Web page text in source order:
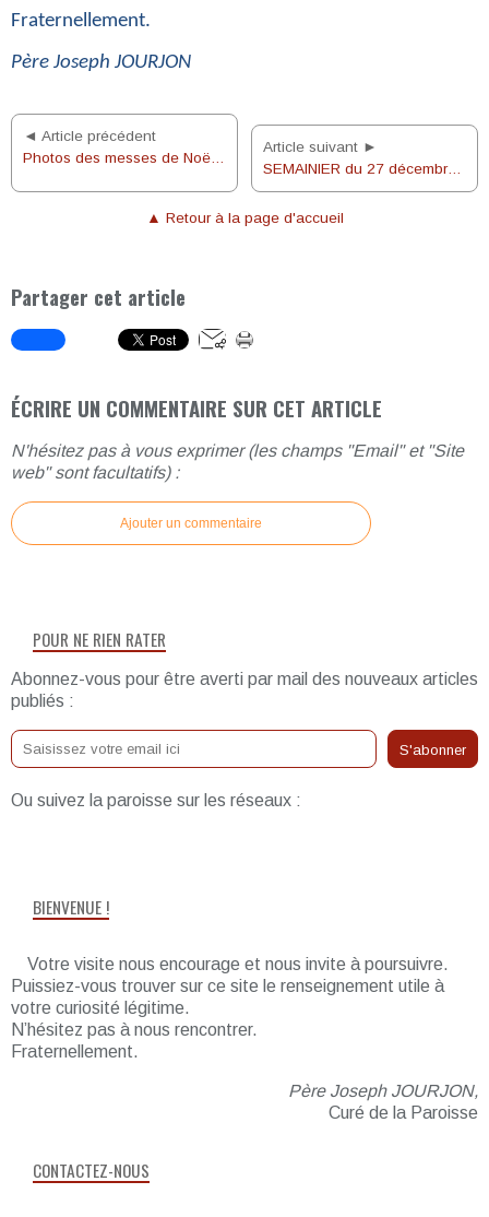
Fraternellement.
Père Joseph JOURJON
◄ Article précédent
Photos des messes de Noël 2020
Article suivant ►
SEMAINIER du 27 décembre 2020 au 1er janvier 2021
▲ Retour à la page d'accueil
Partager cet article
ÉCRIRE UN COMMENTAIRE SUR CET ARTICLE
N'hésitez pas à vous exprimer (les champs "Email" et "Site
web" sont facultatifs) :
Ajouter un commentaire
POUR NE RIEN RATER
Abonnez-vous pour être averti par mail des nouveaux articles
publiés :
Ou suivez la paroisse sur les réseaux :
BIENVENUE !
Votre visite nous encourage et nous invite à poursuivre.
Puissiez-vous trouver sur ce site le renseignement utile à
votre curiosité légitime.
N’hésitez pas à nous rencontrer.
Fraternellement.
Père Joseph JOURJON,
Curé de la Paroisse
CONTACTEZ-NOUS